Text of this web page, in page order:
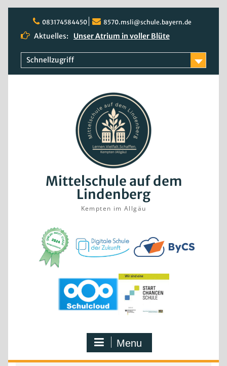
content
083174584450 8570.msli@schule.bayern.de
Aktuelles:
Unser Atrium in voller Blüte
Rosenblüte
Schnellzugriff
Mittelschule auf dem
Lindenberg
Kempten im Allgäu
Menu